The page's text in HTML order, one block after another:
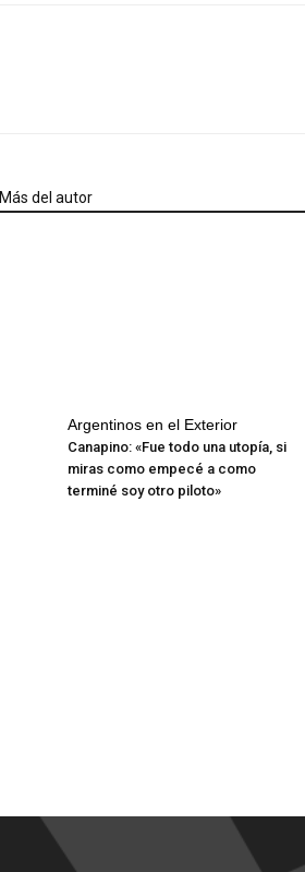
Más del autor
Argentinos en el Exterior
Canapino: «Fue todo una utopía, si
miras como empecé a como
terminé soy otro piloto»